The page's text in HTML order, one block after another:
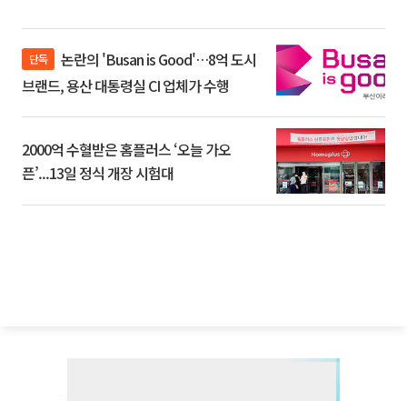
단독
브랜드, 용산 대통령실 CI 업체가 수행
2000억 수혈받은 홈플러스 ‘오늘 가오
픈’...13일 정식 개장 시험대